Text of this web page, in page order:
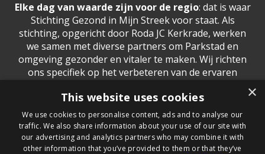
Elke dag van waarde zijn voor de regio: dat is waar
Stichting Gezond in Mijn Streek voor staat. Als
stichting, opgericht door Roda JC Kerkrade, werken
we samen met diverse partners om Parkstad en
omgeving gezonder en vitaler te maken. Wij richten
ons specifiek op het verbeteren van de ervaren
betrokkenheid en samenwerking brengen we de
energie om samen met Roda JC echt het verschil te
maken.
Meer informatie?Neem contact op
×
This website uses cookies
We use cookies to personalise content, ads and to analyse our
traffic. We also share information about your use of our site with
our advertising and analytics partners who may combine it with
other information that you’ve provided to them or that they’ve